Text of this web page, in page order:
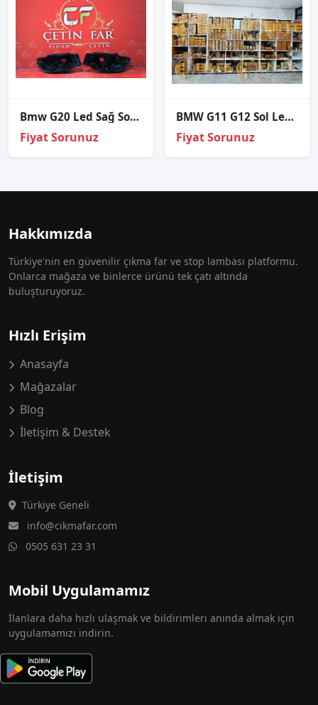
Bmw G20 Led Sağ Sol Far Kasasi 2020-2022
Fiyat Sorunuz
BMW G11 G12 Sol Led Modülü 63119498407
Fiyat Sorunuz
Hakkımızda
Türkiye'nin en güvenilir çıkma far ve stop lambası platformu.
Onlarca mağaza ve binlerce ürünü tek çatı altında
buluşturuyoruz.
Hızlı Erişim
Anasayfa
Mağazalar
Blog
İletişim & Destek
İletişim
Türkiye Geneli
info@cikmafar.com
0505 631 23 31
Mobil Uygulamamız
İlanlara daha hızlı ulaşmak ve bildirimleri anında almak için
uygulamamızı indirin.